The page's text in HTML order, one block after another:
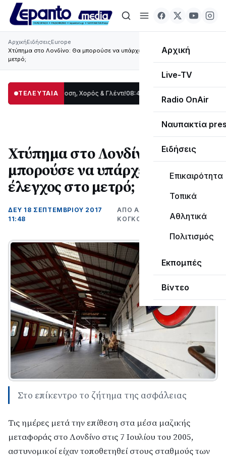
Αρχική
Live-TV
Radio OnAir
Ναυπακτία
Ειδήσεις
Επικαιρότητα
Τοπικά
Αθλητικά
Πολιτισμός
Εκπομπές
Βίντεο
ΑρχικήΕιδήσειςEurope
Χτύπημα στο Λονδίνο: Θα μπορούσε να υπάρχει συνεχής έλεγχος στο
μετρό;
ΤΕΛΕΥΤΑΙΑ
Παράδοση, Χορός & Γλέντι! 08:41 ΤΟ ΠΑΡΤΥ ΣΥΝΕΧΙΖΕΤΑΙ…
Χτύπημα στο Λονδίνο: Θα
μπορούσε να υπάρχει συνεχής
έλεγχος στο μετρό;
ΔΕΥ 18 ΣΕΠΤΕΜΒΡΊΟΥ 2017
11:48
ΑΠΌ ΑΛΈΞΑΝΔΡΟΣ
ΚΟΓΚΌΛΗΣ
Στο επίκεντρο το ζήτημα της ασφάλειας
Τις ημέρες μετά την επίθεση στα μέσα μαζικής
μεταφοράς στο Λονδίνο στις 7 Ιουλίου του 2005,
αστυνομικοί είχαν τοποθετηθεί στους σταθμούς των